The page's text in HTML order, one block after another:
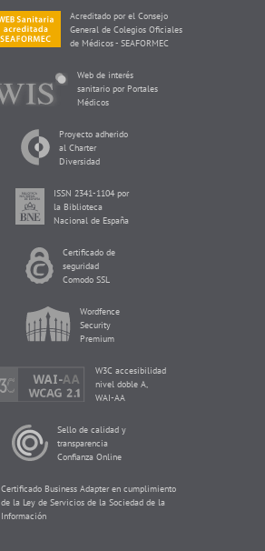
Acreditado por el Consejo
General de Colegios Oficiales
de Médicos - SEAFORMEC
Web de interés
sanitario por Portales
Médicos
Proyecto adherido
al Charter
Diversidad
ISSN 2341-1104 por
la Biblioteca
Nacional de España
Certificado de
seguridad
Comodo SSL
Wordfence
Security
Premium
W3C accesibilidad
nivel doble A,
WAI-AA
Sello de calidad y
transparencia
Confianza Online
Certificado Business Adapter en cumplimiento
de la Ley de Servicios de la Sociedad de la
Información